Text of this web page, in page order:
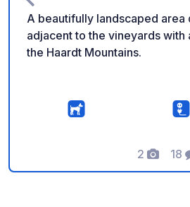
A beautifully landscaped area
adjacent to the vineyards with
the Haardt Mountains.
2
Foto's
18